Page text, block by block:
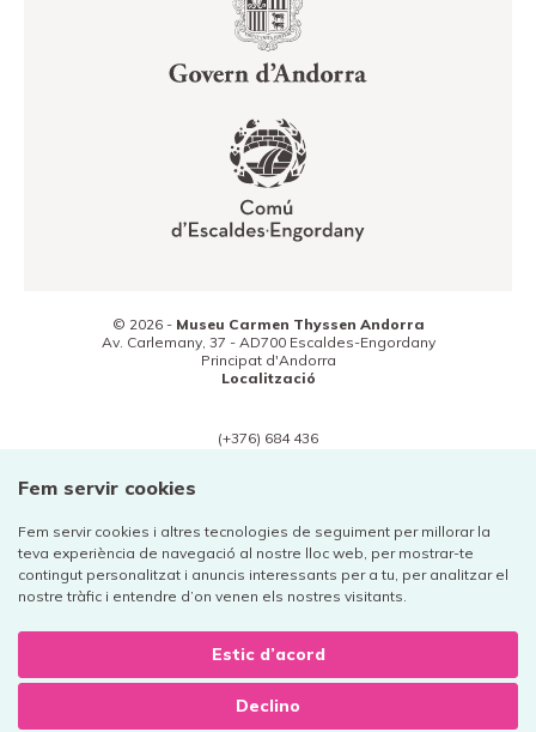
Fem servir cookies
Fem servir cookies i altres tecnologies de seguiment per millorar la
teva experiència de navegació al nostre lloc web, per mostrar-te
contingut personalitzat i anuncis interessants per a tu, per analitzar el
nostre tràfic i entendre d’on venen els nostres visitants.
Estic d’acord
Declino
© 2026 - Museu Carmen Thyssen Andorra
Av. Carlemany, 37 - AD700 Escaldes-Engordany
Principat d'Andorra
Localització
(+376) 684 436
Avís legal
Política de privacitat